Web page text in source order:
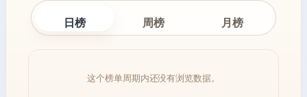
日榜 周榜 月榜
这个榜单周期内还没有浏览数据。